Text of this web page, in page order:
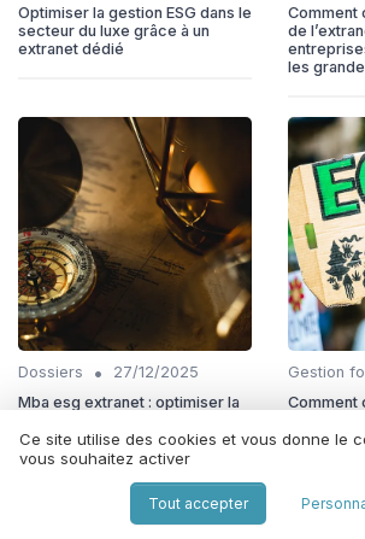
Optimiser la gestion ESG dans le
secteur du luxe grâce à un
extranet dédié
Comment
de
les
Dossiers •
27/12/2025
Mba esg extranet : optimiser la
Comment
Ce site utilise des cookies et vous donne le
vous souhaitez activer
Tout accepter